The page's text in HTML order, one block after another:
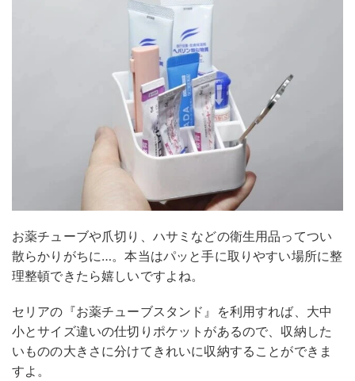
お薬チューブや爪切り、ハサミなどの衛生用品ってつい
散らかりがちに…。本当はパッと手に取りやすい場所に整
理整頓できたら嬉しいですよね。
セリアの『お薬チューブスタンド』を利用すれば、大中
小とサイズ違いの仕切りポケットがあるので、収納した
いものの大きさに分けてきれいに収納することができま
すよ。